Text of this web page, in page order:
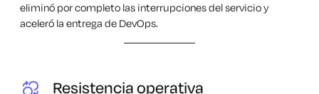
eliminó por completo las interrupciones del servicio y
aceleró la entrega de DevOps.
Resistencia operativa